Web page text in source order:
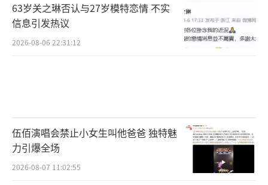
63岁关之琳否认与27岁模特恋情 不实
信息引发热议
2026-08-06 22:31:12
伍佰演唱会禁止小女生叫他爸爸 独特魅
力引爆全场
2026-08-07 11:02:55